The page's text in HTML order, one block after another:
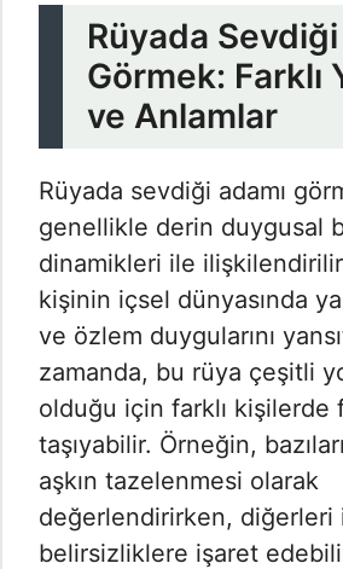
Rüyada Sevdiği
Görmek: Farklı
ve Anlamlar
Rüyada sevdiği adamı
genellikle derin duygusal
dinamikleri ile
kişinin içsel dünyasında
ve özlem duygularını
zamanda, bu rüya çeşitli
olduğu için farklı kişilerde
taşıyabilir. Örneğin,
aşkın tazelenmesi olarak
değerlendirirken, diğerleri
belirsizliklere işaret